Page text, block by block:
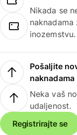
Nikada se
inozemstvu.
Pošaljite
naknadama
Neka vaš
udaljenost.
Registrirajte se